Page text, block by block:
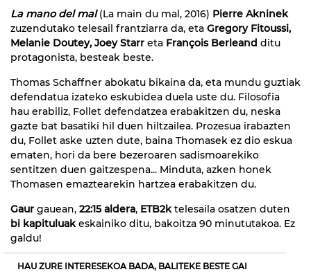
La mano del mal(La main du mal, 2016) Pierre Akninek
zuzendutako telesail frantziarra da, eta Gregory Fitoussi,
Melanie Doutey, Joey Starr eta François Berleand ditu
protagonista, besteak beste.
Thomas Schaffner abokatu bikaina da, eta mundu guztiak
defendatua izateko eskubidea duela uste du. Filosofia
hau erabiliz, Follet defendatzea erabakitzen du, neska
gazte bat basatiki hil duen hiltzailea. Prozesua irabazten
du, Follet aske uzten dute, baina Thomasek ez dio eskua
ematen, hori da bere bezeroaren sadismoarekiko
sentitzen duen gaitzespena... Minduta, azken honek
Thomasen emaztearekin hartzea erabakitzen du.
Gaur gauean, 22:15 aldera, ETB2ktelesaila osatzen duten
bi kapituluakeskainiko ditu, bakoitza 90 minututakoa. Ez
galdu!
HAU ZURE INTERESEKOA BADA, BALITEKE BESTE GAI